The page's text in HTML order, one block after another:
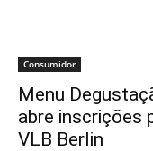
Consumidor
Menu
abre inscrições
VLB Berlin